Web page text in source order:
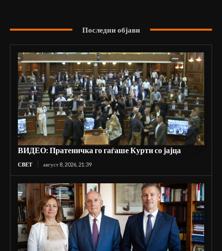
Последни објави
ВИДЕО: Пратеничка го гаѓаше Курти со јајца
СВЕТ август 8, 2026, 21:39